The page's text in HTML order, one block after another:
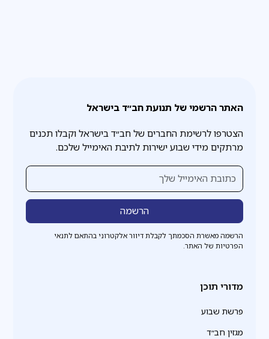
האתר הרשמי של תנועת חב״ד בישראל
הצטרפו לרשימת החברים של חב״ד בישראל וקבלו תכנים
מרתקים מידי שבוע ישירות לתיבת האימייל שלכם.
הרשמה מאשרת הסכמתך לקבלת דיוור אלקטרוני בהתאם לתנאי
הפרטיות של האתר.
מדורי תוכן
פרשת שבוע
מגזין חב״ד